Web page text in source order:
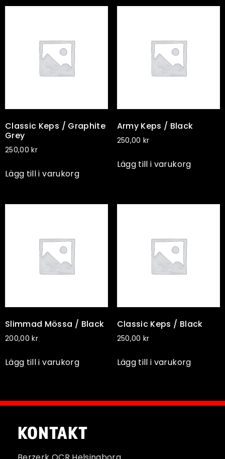
Classic Keps / Graphite
Grey
250,00kr
Lägg till i varukorg
Army Keps / Black
250,00kr
Lägg till i varukorg
Slimmad Mössa / Black
200,00kr
Lägg till i varukorg
Classic Keps / Black
250,00kr
Lägg till i varukorg
KONTAKT